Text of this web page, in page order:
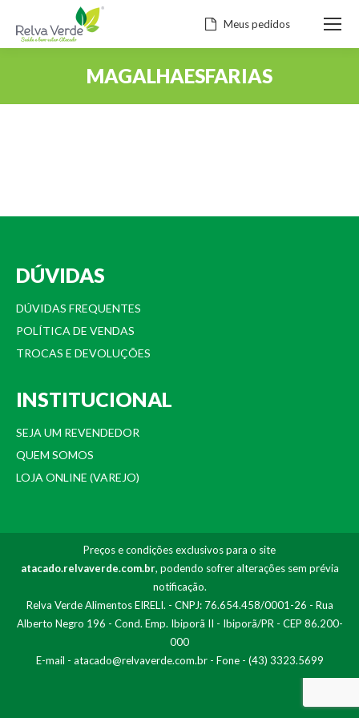
Meus pedidos
MAGALHAESFARIAS
DÚVIDAS
DÚVIDAS FREQUENTES
POLÍTICA DE VENDAS
TROCAS E DEVOLUÇÕES
INSTITUCIONAL
SEJA UM REVENDEDOR
QUEM SOMOS
LOJA ONLINE (VAREJO)
Preços e condições exclusivos para o site
atacado.relvaverde.com.br, podendo sofrer alterações sem prévia
notificação.
Relva Verde Alimentos EIRELI. - CNPJ: 76.654.458/0001-26 - Rua
Alberto Negro 196 - Cond. Emp. Ibiporã II - Ibiporã/PR - CEP 86.200-
000
E-mail - atacado@relvaverde.com.br- Fone - (43) 3323.5699